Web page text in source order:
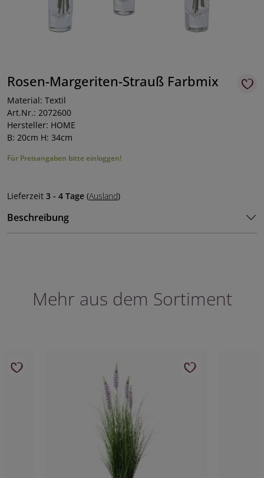
Rosen-Margeriten-Strauß Farbmix
Material: Textil
Art.Nr.: 2072600
Hersteller: HOME
B: 20cm H: 34cm
Für Preisangaben bitte einloggen!
Lieferzeit 3 - 4 Tage (Ausland)
Beschreibung
Mehr aus dem Sortiment